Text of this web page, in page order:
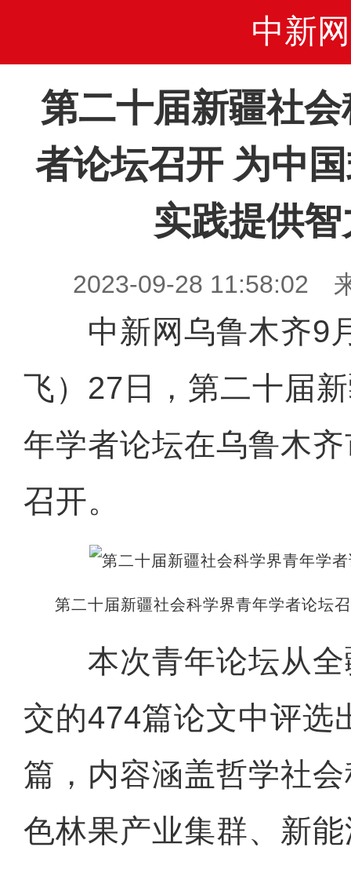
中新网
第二十届新疆社
者论坛召开 为中
实践提供
2023-09-28 11:58:02
中新网乌鲁木齐9
飞）27日，第二十届
年学者论坛在乌鲁木
召开。
第二十届新疆社会科学界青年学者论坛
本次青年论坛从全
交的474篇论文中评选
篇，内容涵盖哲学社
色林果产业集群、新